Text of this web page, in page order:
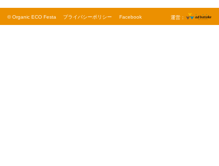
運営：
Facebook
プライバシーポリシー
© Organic ECO Festa